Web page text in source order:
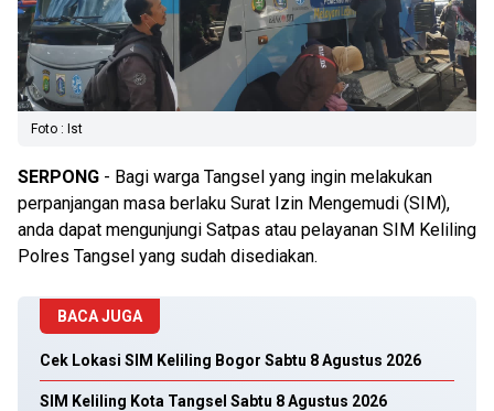
Foto : Ist
SERPONG - Bagi warga Tangsel yang ingin melakukan
perpanjangan masa berlaku Surat Izin Mengemudi (SIM),
anda dapat mengunjungi Satpas atau pelayanan SIM Keliling
Polres Tangsel yang sudah disediakan.
BACA JUGA
Cek Lokasi SIM Keliling Bogor Sabtu 8 Agustus 2026
SIM Keliling Kota Tangsel Sabtu 8 Agustus 2026